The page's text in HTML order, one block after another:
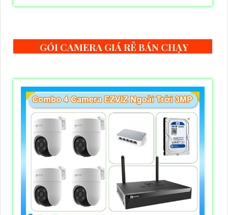
GÓI CAMERA GIÁ RẺ BÁN CHẠY